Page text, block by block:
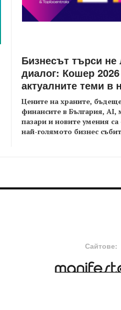
Бизнесът търси не
диалог: Кошер
актуалните теми в
Цените на храните,
финансите в България,
пазари и новите умения
най-голямото бизнес
Сайтове: